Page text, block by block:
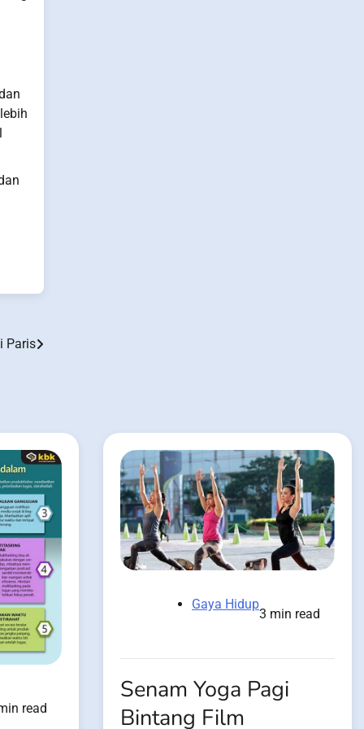
Paris
read
Gaya Hidup
3 min read
Senam Yoga Pagi
Bintang Film